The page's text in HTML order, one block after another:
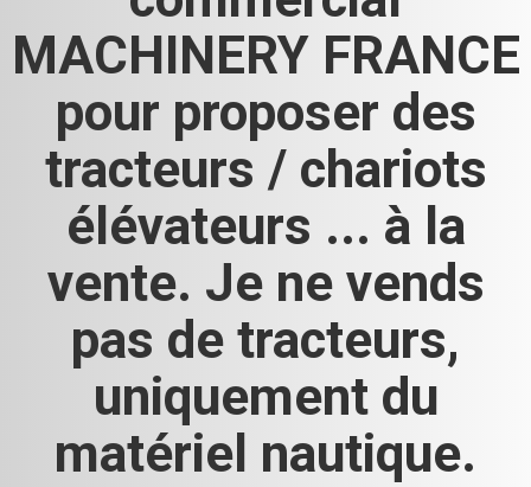
MACHINERY FRANCE
pour proposer des
tracteurs / chariots
élévateurs ... à la
vente. Je ne vends
pas de tracteurs,
uniquement du
matériel nautique.